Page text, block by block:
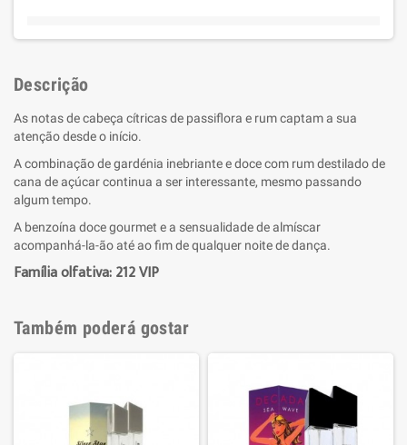
Descrição
As notas de cabeça cítricas de passiflora e rum captam a sua
atenção desde o início.
A combinação de gardénia inebriante e doce com rum destilado de
cana de açúcar continua a ser interessante, mesmo passando
algum tempo.
A benzoína doce gourmet e a sensualidade de almíscar
acompanhá-la-ão até ao fim de qualquer noite de dança.
Famíliaolfativa:212 VIP
Também poderá gostar